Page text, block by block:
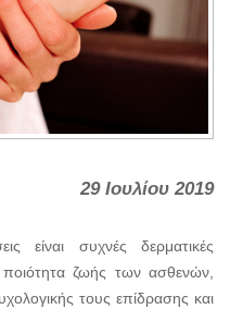
29 Ιουλίου 2019
είναι συχνές δερματικές
ζωής των ασθενών,
τους επίδρασης και